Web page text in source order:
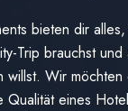
bieten dir
Trip brauchst
Wir möchten
Qualität eines